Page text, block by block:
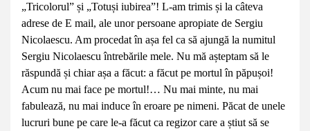
„Tricolorul” și „Totuși iubirea”! L-am trimis și la câteva
adrese de E mail, ale unor persoane apropiate de Sergiu
Nicolaescu. Am procedat în așa fel ca să ajungă la numitul
Sergiu Nicolaescu întrebările mele. Nu mă așteptam să le
răspundă și chiar așa a făcut: a făcut pe mortul în păpușoi!
Acum nu mai face pe mortul!… Nu mai minte, nu mai
fabulează, nu mai induce în eroare pe nimeni. Păcat de unele
lucruri bune pe care le-a făcut ca regizor care a știut să se